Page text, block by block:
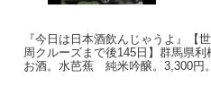
『今日は日本酒飲んじゃうよ』【
周クルーズまで後145日】群馬県利
お酒。水芭蕉 純米吟醸。3,300円